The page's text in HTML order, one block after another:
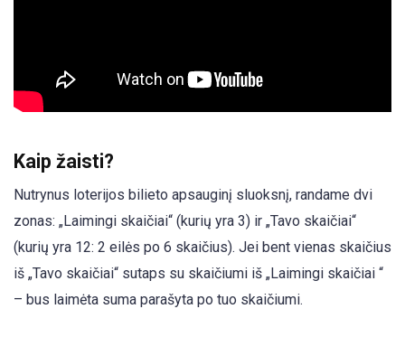
Kaip žaisti?
Nutrynus loterijos bilieto apsauginį sluoksnį, randame dvi
zonas: „Laimingi skaičiai“ (kurių yra 3) ir „Tavo skaičiai“
(kurių yra 12: 2 eilės po 6 skaičius). Jei bent vienas skaičius
iš „Tavo skaičiai“ sutaps su skaičiumi iš „Laimingi skaičiai “
– bus laimėta suma parašyta po tuo skaičiumi.